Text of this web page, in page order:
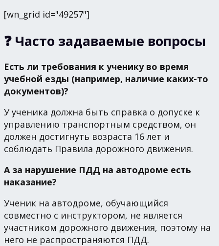
[wn_grid id="49257"]
❓ Часто задаваемые вопросы
Есть ли требования к ученику во время
учебной езды (например, наличие каких-то
документов)?
У ученика должна быть справка о допуске к
управлению транспортным средством, он
должен достигнуть возраста 16 лет и
соблюдать Правила дорожного движения.
А за нарушение ПДД на автодроме есть
наказание?
Ученик на автодроме, обучающийся
совместно с инструктором, не является
участником дорожного движения, поэтому на
него не распространяются ПДД.